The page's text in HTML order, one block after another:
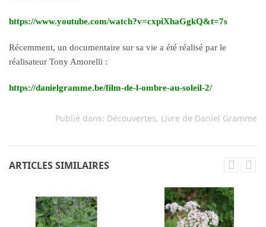
https://www.youtube.com/watch?v=cxpiXhaGgkQ&t=7s
Récemment, un documentaire sur sa vie a été réalisé par le
réalisateur Tony Amorelli :
https://danielgramme.be/film-de-l-ombre-au-soleil-2/
Publié dans: Découvertes, Livre de Daniel Gramme
ARTICLES SIMILAIRES